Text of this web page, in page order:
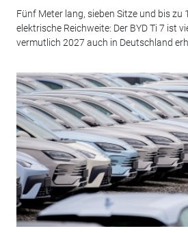
Fünf Meter lang, sieben Sitze und bis zu
elektrische Reichweite: Der BYD Ti 7 ist
vermutlich 2027 auch in Deutschland